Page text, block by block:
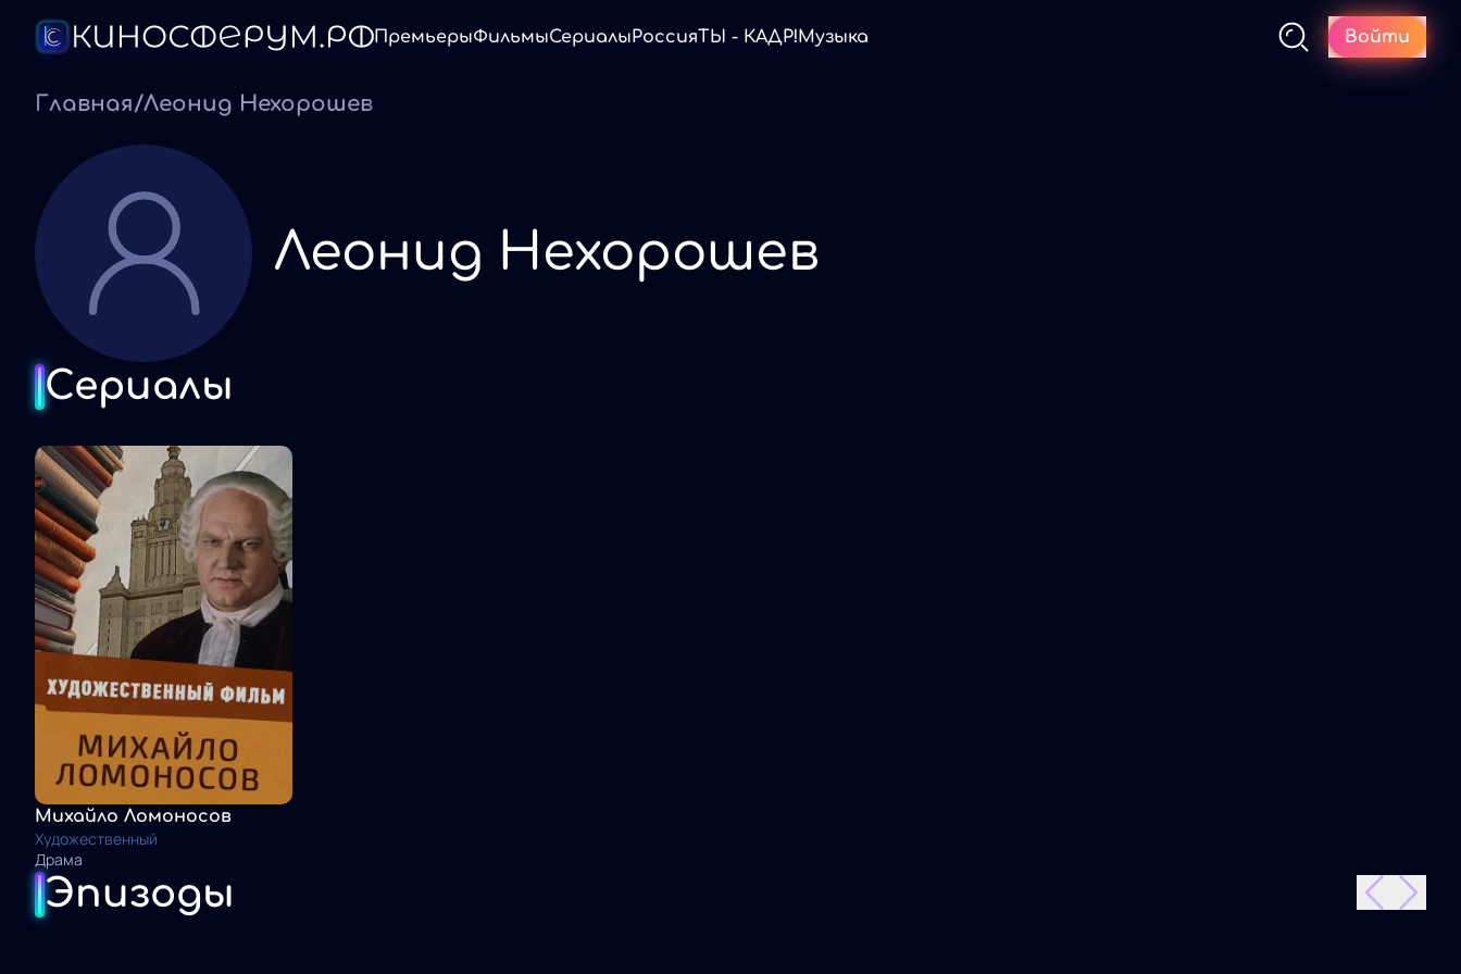
ПремьерыФильмыСериалыРоссияТЫ - КАДР!Музыка Войти
Главная/Леонид Нехорошев
Леонид Нехорошев
Сериалы
Михайло Ломоносов
Художественный
Драма
Эпизоды